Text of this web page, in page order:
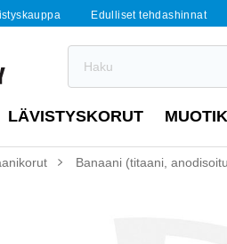
Edulliset tehdashinnat
LÄVISTYSKORUT
Banaani (titaani,